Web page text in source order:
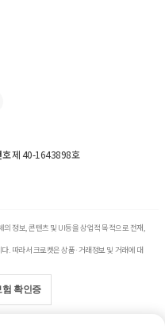
제 40-1643898호
정보, 콘텐츠 및 UI등을 상업적 목적으로 전재,
. 따라서 크로켓은 상품·거래정보 및 거래에 대
험 확인증